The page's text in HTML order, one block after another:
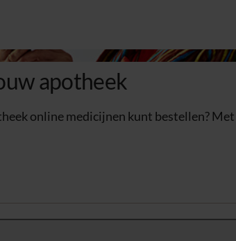
apotheek
online medicijnen kunt bestellen?